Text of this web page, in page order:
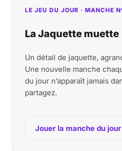
LE JEU DU JOUR · MANCHE
La Jaquette muette
Un détail de jaquette,
Une nouvelle manche
du jour n’apparaît jamais
partagez.
Jouer la manche du